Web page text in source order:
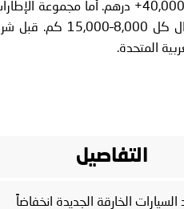
تتراوح تكلفة التأمين السنوية لسيارة خارقة بقيمة 200,000–300,000 درهم بين 20,000 و40,000+ درهم. أما مجموعة
عالية الأداء الكاملة فتتراوح تكلفتها بين 4,000 و12,000+ درهم، وقد تحتاج إلى الاستبدال كل
المتحدة.
التفاصيل
الخارقة الجديدة انخفاضاً